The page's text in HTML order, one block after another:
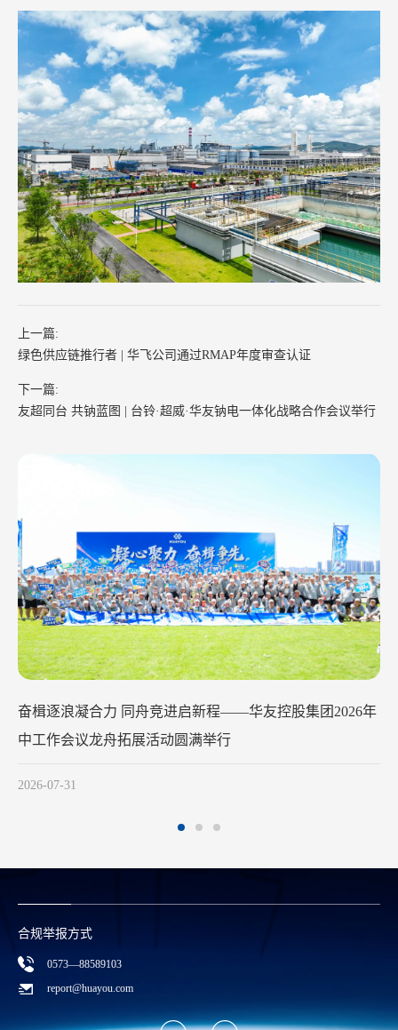
华友钴业2026年中工作会议在苏州召开
上一篇:
绿色供应链推行者 | 华飞公司通过RMAP年度审查认证
下一篇:
友超同台 共钠蓝图 | 台铃·超威·华友钠电一体化战略合作会议举行
合规举报方式
0573—88589103
report@huayou.com